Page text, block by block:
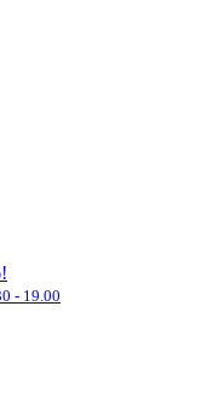
- 19.00